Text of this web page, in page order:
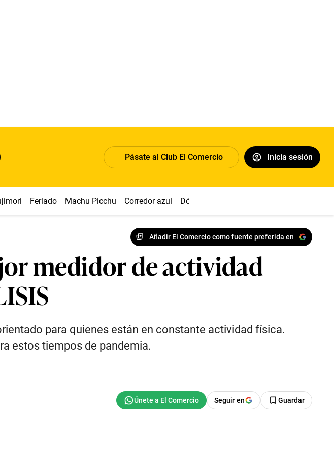
Pásate al Club El Comercio Inicia sesión
Feriado Machu Picchu Corredor azul Dólar
Añadir El Comercio como fuente preferida en
medidor de actividad
para quienes están en constante actividad física.
estos tiempos de pandemia.
Seguir en Guardar